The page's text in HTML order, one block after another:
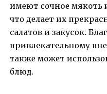
имеют сочное мякоть
что делает их
салатов и закусок.
привлекательному
также может
блюд.